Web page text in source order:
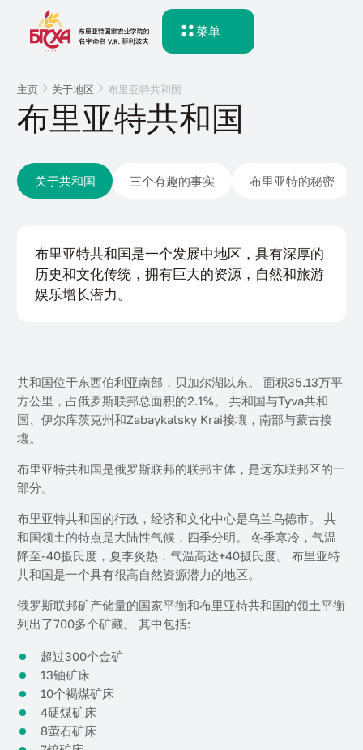
菜单
主页 关于地区 布里亚特共和国
布里亚特共和国
关于共和国 三个有趣的事实 布里亚特的秘密
共和国位于东西伯利亚南部，贝加尔湖以东。 面积35.13万平
方公里，占俄罗斯联邦总面积的2.1%。 共和国与Tyva共和
国、伊尔库茨克州和Zabaykalsky Krai接壤，南部与蒙古接
壤。
布里亚特共和国是俄罗斯联邦的联邦主体，是远东联邦区的一
部分。
布里亚特共和国的行政，经济和文化中心是乌兰乌德市。 共
和国领土的特点是大陆性气候，四季分明。 冬季寒冷，气温
降至-40摄氏度，夏季炎热，气温高达+40摄氏度。 布里亚特
共和国是一个具有很高自然资源潜力的地区。
俄罗斯联邦矿产储量的国家平衡和布里亚特共和国的领土平衡
列出了700多个矿藏。 其中包括:
超过300个金矿
13铀矿床
10个褐煤矿床
4硬煤矿床
8萤石矿床
布里亚特共和国是一个发展中地区，具有深厚的
历史和文化传统，拥有巨大的资源，自然和旅游
娱乐增长潜力。